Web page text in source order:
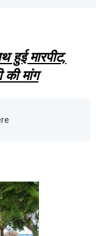
हुई मारपीट,
की मांग